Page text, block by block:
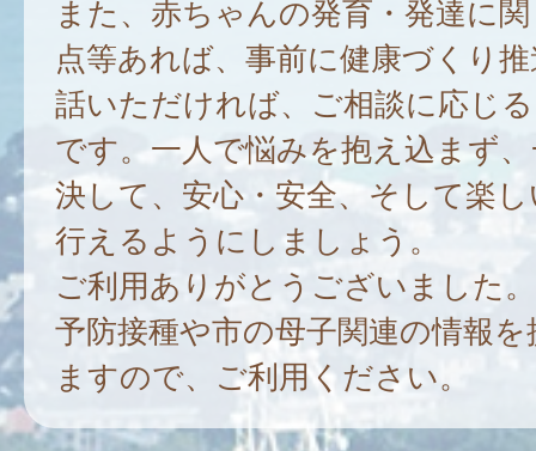
また、赤ちゃんの発育・発達に
点等あれば、事前に健康づくり
話いただければ、ご相談に応じ
です。一人で悩みを抱え込まず
決して、安心・安全、そして楽
行えるようにしましょう。
ご利用ありがとうございました
予防接種や市の母子関連の情報
ますので、ご利用ください。